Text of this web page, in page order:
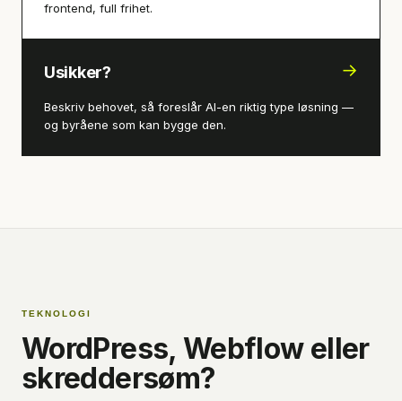
frontend, full frihet.
Usikker? →
Beskriv behovet, så foreslår AI-en riktig type løsning —
og byråene som kan bygge den.
TEKNOLOGI
WordPress, Webflow eller
skreddersøm?